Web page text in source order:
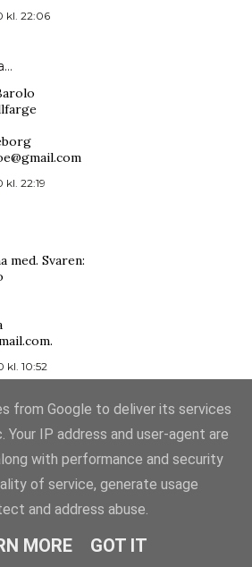
kl. 22:06
kl. 22:19
med. Svaren:
kl. 10:52
vara med på detta.
se en lavendelfärg, gärna en ljus
2010/03/26/27394
from Google to deliver its services
Your IP address and user-agent are
with performance and security
of service, generate usage
and address abuse.
MORE GOT IT